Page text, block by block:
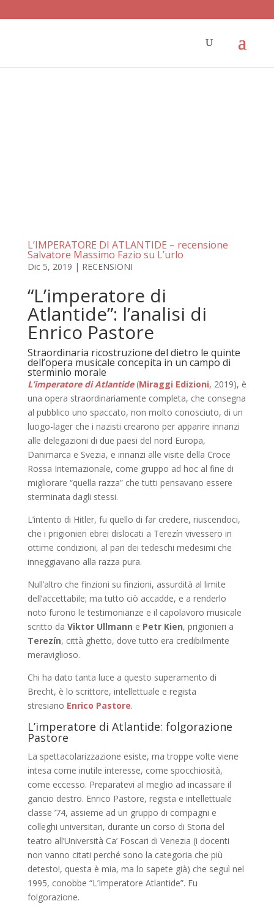
L’IMPERATORE DI ATLANTIDE – recensione
Salvatore Massimo Fazio su L’urlo
Dic 5, 2019 | RECENSIONI
“L’imperatore di
Atlantide”: l’analisi di
Enrico Pastore
Straordinaria ricostruzione del dietro le quinte
dell’opera musicale concepita in un campo di
sterminio morale
L’imperatore di Atlantide(Miraggi Edizioni, 2019), è
una opera straordinariamente completa, che consegna
al pubblico uno spaccato, non molto conosciuto, di un
luogo-lager che i nazisti crearono per apparire innanzi
alle delegazioni di due paesi del nord Europa,
Danimarca e Svezia, e innanzi alle visite della Croce
Rossa Internazionale, come gruppo ad hoc al fine di
migliorare “quella razza” che tutti pensavano essere
sterminata dagli stessi.
L’intento di Hitler, fu quello di far credere, riuscendoci,
che i prigionieri ebrei dislocati a Terezín vivessero in
ottime condizioni, al pari dei tedeschi medesimi che
inneggiavano alla razza pura.
Null’altro che finzioni su finzioni, assurdità al limite
dell’accettabile; ma tutto ciò accadde, e a renderlo
noto furono le testimonianze e il capolavoro musicale
scritto da Viktor Ullmann e Petr Kien, prigionieri a
Terezín, città ghetto, dove tutto era credibilmente
meraviglioso.
Chi ha dato tanta luce a questo superamento di
Brecht, è lo scrittore, intellettuale e regista
stresiano Enrico Pastore.
L’imperatore di Atlantide: folgorazione
Pastore
La spettacolarizzazione esiste, ma troppe volte viene
intesa come inutile interesse, come spocchiosità,
come eccesso. Preparatevi al meglio ad incassare il
gancio destro. Enrico Pastore, regista e intellettuale
classe ’74, assieme ad un gruppo di compagni e
colleghi universitari, durante un corso di Storia del
teatro all’Università Ca’ Foscari di Venezia (i docenti
non vanno citati perché sono la categoria che più
detesto!, questa è mia, ma lo sapete già) che seguì nel
1995, conobbe “L’Imperatore Atlantide”. Fu
folgorazione.